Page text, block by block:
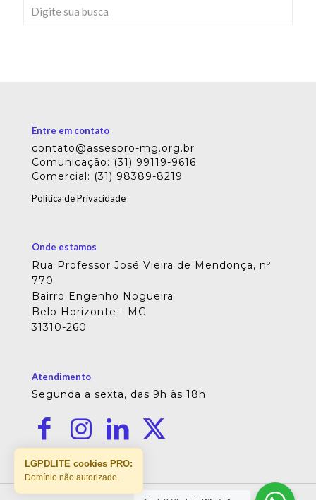
Entre em contato
contato@assespro-mg.org.br
Comunicação: (31) 99119-9616
Comercial: (31) 98389-8219
Política de Privacidade
Onde estamos
Rua Professor José Vieira de Mendonça, nº
770
Bairro Engenho Nogueira
Belo Horizonte - MG
31310-260
Atendimento
Segunda a sexta, das 9h às 18h
LGPDLITE cookies PRO:
Domínio não autorizado.